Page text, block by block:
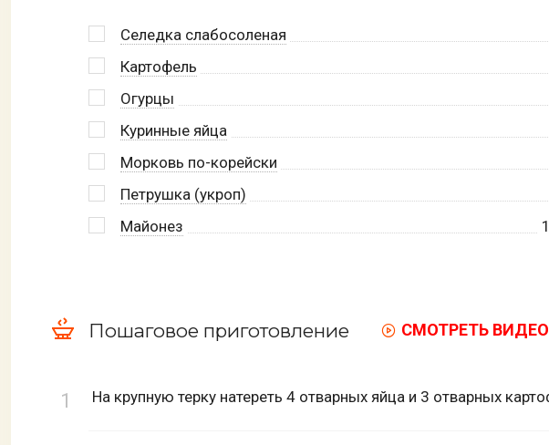
Селедка слабосоленая
Картофель
Огурцы
Куринные яйца
Морковь по-корейски
Петрушка (укроп)
Майонез
Пошаговое приготовление СМОТРЕТЬ
На крупную терку натереть 4 отварных яйца и 3 отварных